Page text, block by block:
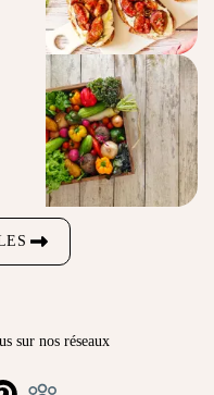
sur nos réseaux